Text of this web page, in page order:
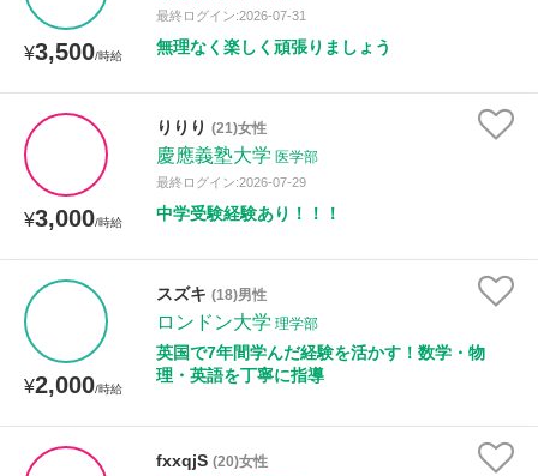
¥3,500/時給
最終ログイン:2026-07-31
無理なく楽しく頑張りましょう
¥3,000/時給
りりり (21)女性
慶應義塾大学 医学部
最終ログイン:2026-07-29
中学受験経験あり！！！
¥2,000/時給
スズキ (18)男性
ロンドン大学 理学部
英国で7年間学んだ経験を活かす！数学・物
理・英語を丁寧に指導
fxxqjS (20)女性